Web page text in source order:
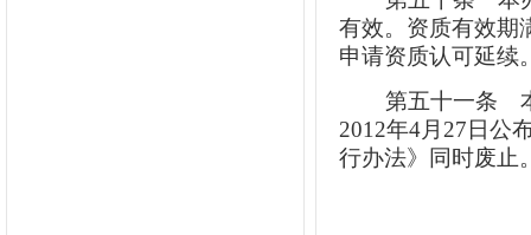
有效。资质有效期
申请资质认可延续
第五十一条
2012年4月27日公
行办法》同时废止